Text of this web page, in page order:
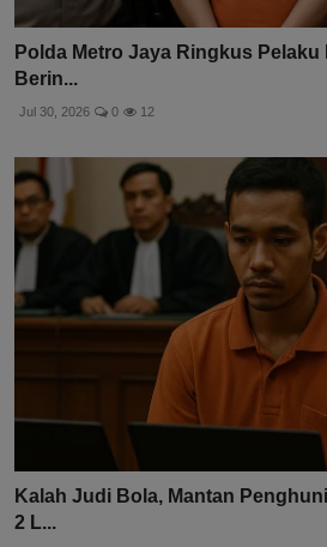
Polda Metro Jaya Ringkus
Berin...
Jul 30, 2026 0 12
Kalah Judi Bola, Mantan
2 L...